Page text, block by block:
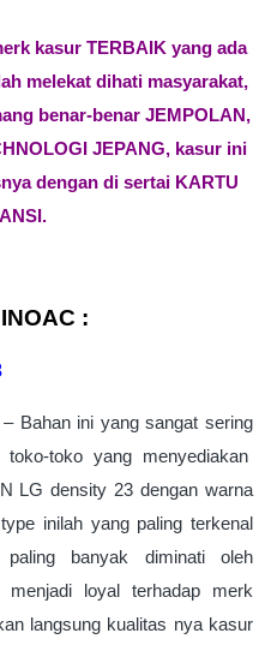
kasur TERBAIK yang ada
melekat dihati masyarakat,
benar-benar JEMPOLAN,
JEPANG, kasur ini
dengan di sertai KARTU
:
Bahan ini yang sangat sering
toko yang menyediakan
LG density 23 dengan warna
inilah yang paling terkenal
banyak diminati oleh
menjadi loyal terhadap merk
langsung kualitas nya kasur